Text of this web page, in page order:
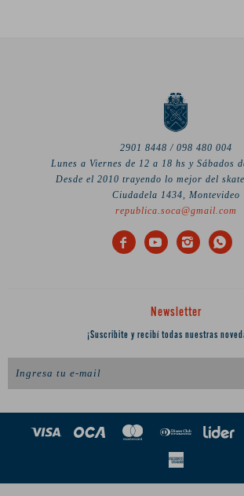
2901 8448 / 098 480 004
Lunes a Viernes de 12 a 18 hs y Sábados
Desde el 2010 trayendo lo mejor del
Ciudadela 1434, Montevideo
republica.soca@gmail.com
   
Newsletter
¡Suscribite y recibí todas nuestras